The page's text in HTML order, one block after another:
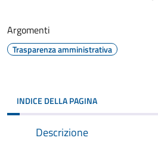
Argomenti
Trasparenza amministrativa
INDICE DELLA PAGINA
Descrizione